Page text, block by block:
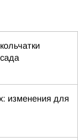
изменения для